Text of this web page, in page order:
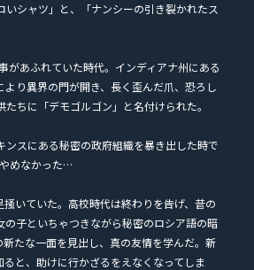
シャツ」と、「ナンシーの引き裂かれたス
あふれていた時代。インディアナ州にある
り異界の門が開き、長く歪んだ爪、恐ろし
ちに「デモゴルゴン」と名付けられた。
スにある秘密の政府組織を暴き出した時で
めなかった…
いていた。高校時代は終わりを告げ、昔の
子といちゃつきながら秘密のロシア語の暗
たな一面を見出し、真の友情を学んだ。新
と、助けに行かざるをえなくなってしま